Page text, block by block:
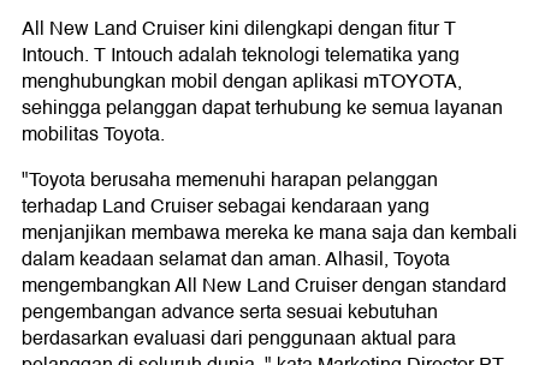
All New Land Cruiser kini dilengkapi dengan fitur T
Intouch. T Intouch adalah teknologi telematika yang
menghubungkan mobil dengan aplikasi mTOYOTA,
sehingga pelanggan dapat terhubung ke semua layanan
mobilitas Toyota.
"Toyota berusaha memenuhi harapan pelanggan
terhadap Land Cruiser sebagai kendaraan yang
menjanjikan membawa mereka ke mana saja dan kembali
dalam keadaan selamat dan aman. Alhasil, Toyota
mengembangkan All New Land Cruiser dengan standard
pengembangan advance serta sesuai kebutuhan
berdasarkan evaluasi dari penggunaan aktual para